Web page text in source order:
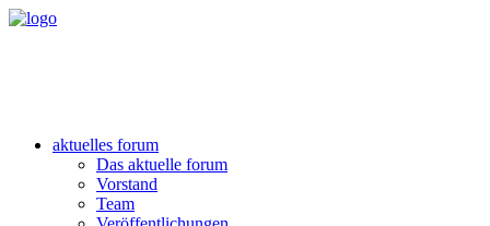
aktuelles forum
Das aktuelle forum
Vorstand
Team